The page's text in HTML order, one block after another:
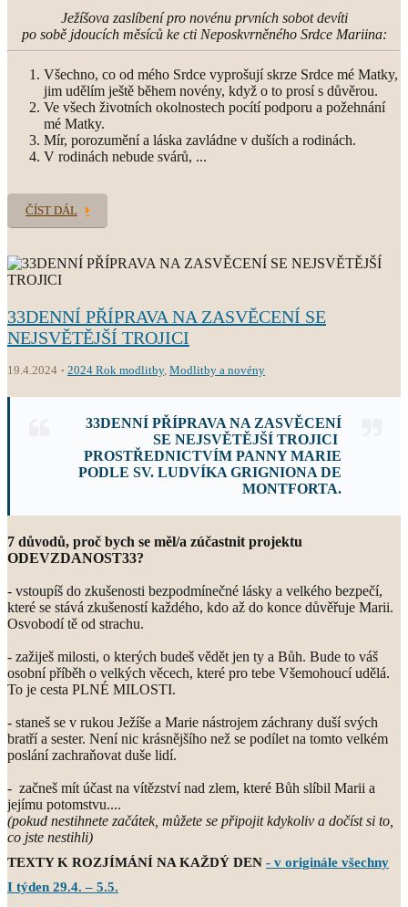
Ježíšova zaslíbení pro novénu prvních sobot devíti
po sobě jdoucích měsíců ke cti Neposkvrněného Srdce Mariina:
Všechno, co od mého Srdce vyprošují skrze Srdce mé Matky,
jim udělím ještě během novény, když o to prosí s důvěrou.
Ve všech životních okolnostech pocítí podporu a požehnání
mé Matky.
Mír, porozumění a láska zavládne v duších a rodinách.
V rodinách nebude svárů, ...
ČÍST DÁL
33DENNÍ PŘÍPRAVA NA ZASVĚCENÍ SE
NEJSVĚTĚJŠÍ TROJICI
19.4.2024 2024 Rok modlitby, Modlitby a novény
33DENNÍ PŘÍPRAVA NA ZASVĚCENÍ
SE NEJSVĚTĚJŠÍ TROJICI
PROSTŘEDNICTVÍM PANNY MARIE
PODLE SV. LUDVÍKA GRIGNIONA DE
MONTFORTA.
7 důvodů, proč bych se měl/a zúčastnit projektu
ODEVZDANOST33?
- vstoupíš do zkušenosti bezpodmínečné lásky a velkého bezpečí,
které se stává zkušeností každého, kdo až do konce důvěřuje Marii.
Osvobodí tě od strachu.
- zažiješ milosti, o kterých budeš vědět jen ty a Bůh. Bude to váš
osobní příběh o velkých věcech, které pro tebe Všemohoucí udělá.
To je cesta PLNÉ MILOSTI.
- staneš se v rukou Ježíše a Marie nástrojem záchrany duší svých
bratří a sester. Není nic krásnějšího než se podílet na tomto velkém
poslání zachraňovat duše lidí.
- začneš mít účast na vítězství nad zlem, které Bůh slíbil Marii a
jejímu potomstvu....
(pokud nestihnete začátek, můžete se připojit kdykoliv a dočíst si to,
co jste nestihli)
TEXTY K ROZJÍMÁNÍ NA KAŽDÝ DEN - v originále všechny
I týden 29.4. – 5.5.